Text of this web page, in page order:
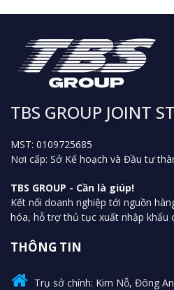
TBS GROUP JOINT
MST: 0109725685
Nơi cấp: Sở Kế hoạch và Đầu tư
TBS GROUP - Cần là giúp!
Kết nối doanh nghiệp tới nguồn
hóa, hỗ trợ thủ tục xuất nhập khẩu
THÔNG TIN
Trụ sở chính: Kim Nỗ, Đông